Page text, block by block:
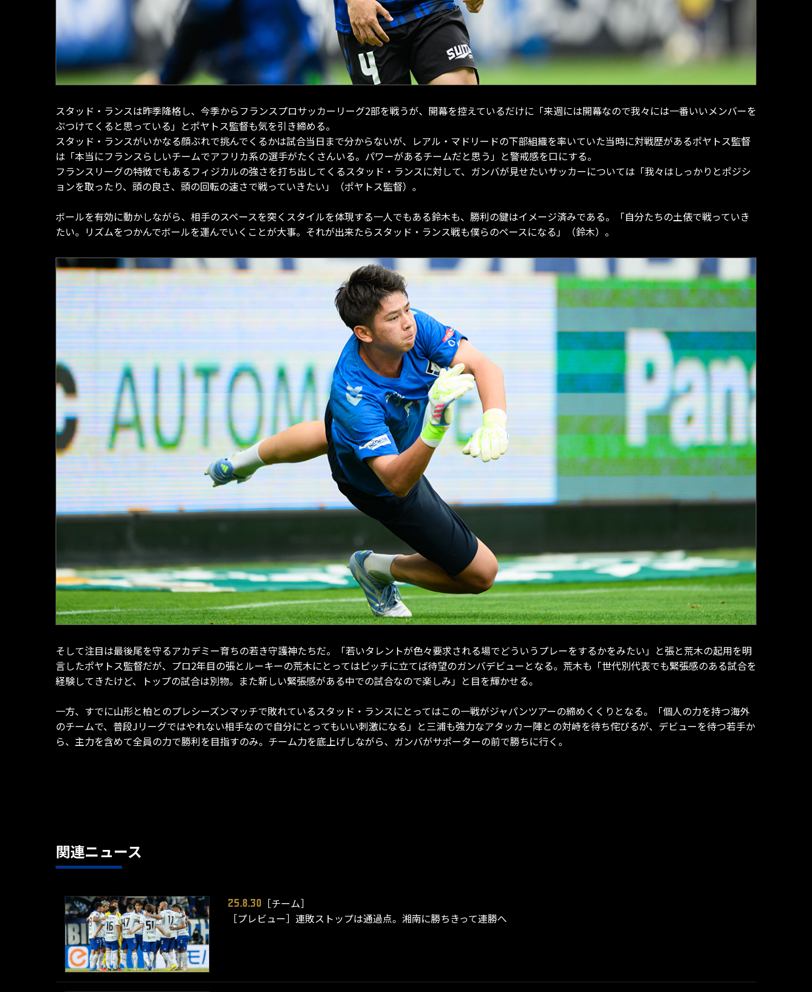
スタッド・ランスは昨季降格し、今季からフランスプロサッカーリーグ2部を戦うが、開幕を控えているだけに「来週には開幕なので我々には一番いいメンバーを
ぶつけてくると思っている」とポヤトス監督も気を引き締める。
スタッド・ランスがいかなる顔ぶれで挑んでくるかは試合当日まで分からないが、レアル・マドリードの下部組織を率いていた当時に対戦歴があるポヤトス監督
は「本当にフランスらしいチームでアフリカ系の選手がたくさんいる。パワーがあるチームだと思う」と警戒感を口にする。
フランスリーグの特徴でもあるフィジカルの強さを打ち出してくるスタッド・ランスに対して、ガンバが見せたいサッカーについては「我々はしっかりとポジシ
ョンを取ったり、頭の良さ、頭の回転の速さで戦っていきたい」（ポヤトス監督）。
ボールを有効に動かしながら、相手のスペースを突くスタイルを体現する一人でもある鈴木も、勝利の鍵はイメージ済みである。「自分たちの土俵で戦っていき
たい。リズムをつかんでボールを運んでいくことが大事。それが出来たらスタッド・ランス戦も僕らのペースになる」（鈴木）。
そして注目は最後尾を守るアカデミー育ちの若き守護神たちだ。「若いタレントが色々要求される場でどういうプレーをするかをみたい」と張と荒木の起用を明
言したポヤトス監督だが、プロ2年目の張とルーキーの荒木にとってはピッチに立てば待望のガンバデビューとなる。荒木も「世代別代表でも緊張感のある試合を
経験してきたけど、トップの試合は別物。また新しい緊張感がある中での試合なので楽しみ」と目を輝かせる。
一方、すでに山形と柏とのプレシーズンマッチで敗れているスタッド・ランスにとってはこの一戦がジャパンツアーの締めくくりとなる。「個人の力を持つ海外
のチームで、普段Jリーグではやれない相手なので自分にとってもいい刺激になる」と三浦も強力なアタッカー陣との対峙を待ち侘びるが、デビューを待つ若手か
ら、主力を含めて全員の力で勝利を目指すのみ。チーム力を底上げしながら、ガンバがサポーターの前で勝ちに行く。
関連ニュース
25.8.30
［チーム］
［プレビュー］連敗ストップは通過点。湘南に勝ちきって連勝へ